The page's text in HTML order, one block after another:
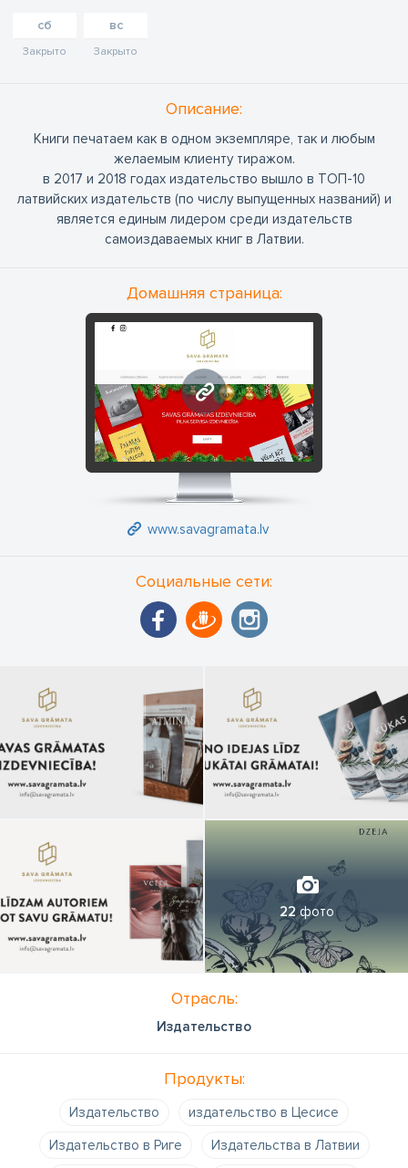
сб
Закрыто
вс
Закрыто
Oписание:
Книги печатаем как в одном экземпляре, так и любым
желаемым клиенту тиражом.
в 2017 и 2018 годах издательство вышло в ТОП-10
латвийских издательств (по числу выпущенных названий) и
является единым лидером среди издательств
самоиздаваемых книг в Латвии.
Домашняя страница:
www.savagramata.lv
www.savagramata.lv
Социальные сети:
22фото
Отрасль:
Издательство
Продукты:
Издательство
издательство в Цесисе
Издательство в Риге
Издательства в Латвии